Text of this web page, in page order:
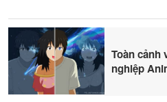
Toàn cảnh
nghiệp